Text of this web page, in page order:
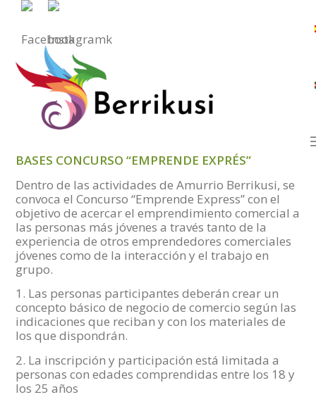
BASES CONCURSO “EMPRENDE EXPRÉS”
Dentro de las actividades de Amurrio Berrikusi, se
convoca el Concurso “Emprende Express” con el
objetivo de acercar el emprendimiento comercial a
las personas más jóvenes a través tanto de la
experiencia de otros emprendedores comerciales
jóvenes como de la interacción y el trabajo en
grupo.
1. Las personas participantes deberán crear un
concepto básico de negocio de comercio según las
indicaciones que reciban y con los materiales de
los que dispondrán.
2. La inscripción y participación está limitada a
personas con edades comprendidas entre los 18 y
los 25 años